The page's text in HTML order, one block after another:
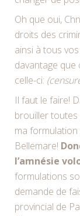
Oh que oui,
droits des
ainsi à tous
davantage
celle-ci:
Il faut le faire!
brouiller
ma
Bellemare!
l’amnésie
formulations
demande de
provincial de